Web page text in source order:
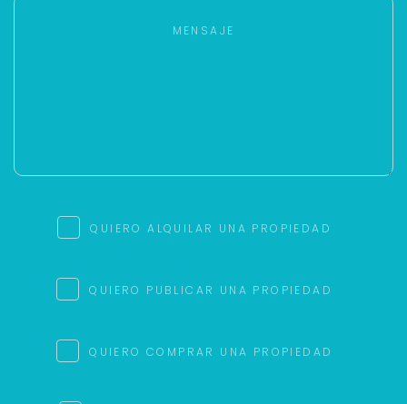
QUIERO ALQUILAR UNA PROPIEDAD
QUIERO PUBLICAR UNA PROPIEDAD
QUIERO COMPRAR UNA PROPIEDAD